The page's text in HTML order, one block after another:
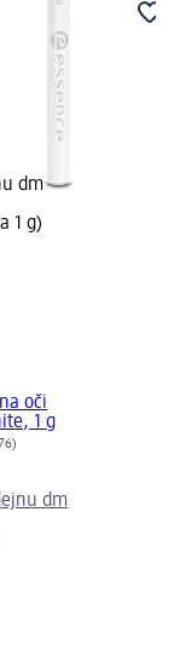
dm
1 g)
oči
1 g
dm